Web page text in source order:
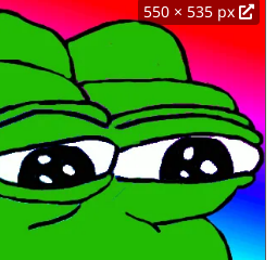
550 × 535 px